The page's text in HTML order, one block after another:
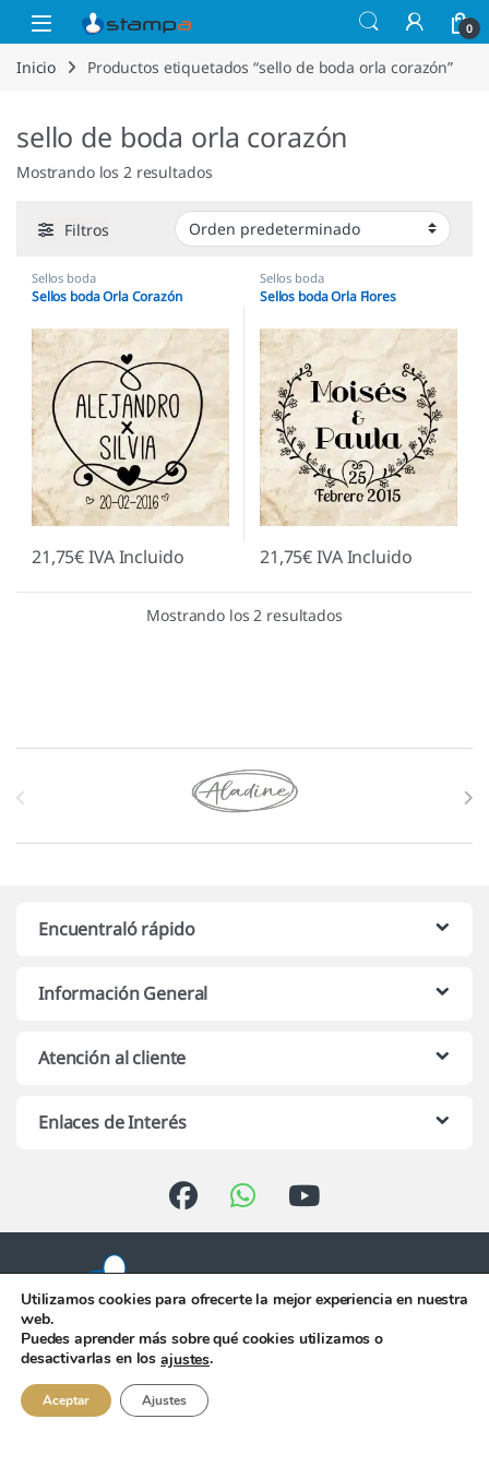
Saltar a la navegación
Saltar al contenido
Open 0
Inicio Productos etiquetados “sello de boda orla corazón”
sello de boda orla corazón
Mostrando los 2 resultados
Filtros
Sellos boda
Sellos boda Orla Corazón
21,75€IVA Incluido
Sellos boda
Sellos boda Orla Flores
21,75€IVA Incluido
Mostrando los 2 resultados
Marcas De Carrusel
Encuentraló rápido
Información General
Atención al cliente
Enlaces de Interés
Atención telefónica de 10:00 h.
956 344 058
Utilizamos cookies para ofrecerte la mejor experiencia en nuestra
web.
Puedes aprender más sobre qué cookies utilizamos o
desactivarlas en losajustes.
Aceptar Ajustes